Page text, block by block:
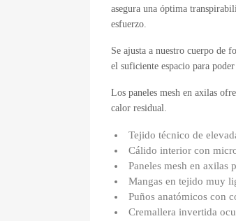
asegura una óptima
esfuerzo.
Se ajusta a nuestro cuerpo de
el suficiente espacio para
Los paneles mesh en axilas
calor residual.
Tejido técnico de
Cálido interior con
Paneles mesh en axilas
Mangas en tejido muy
Puños anatómicos con
Cremallera invertida